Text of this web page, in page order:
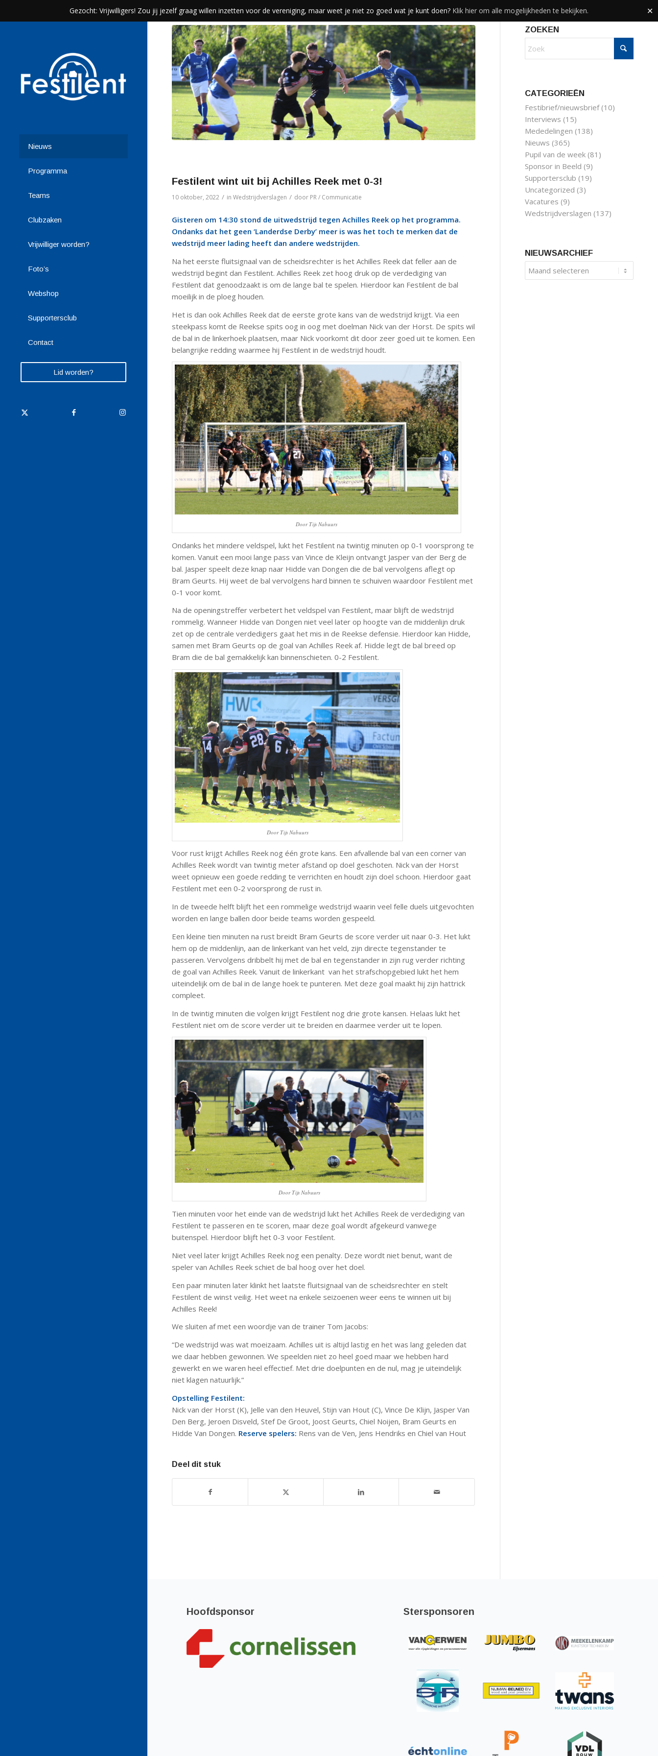
Gezocht: Vrijwilligers! Zou jij jezelf graag willen inzetten voor de vereniging, maar weet je niet zo goed wat je kunt doen? Klik hier om alle mogelijkheden te bekijken. ✕
Nieuws
Programma
Teams
Clubzaken
Vrijwilliger worden?
Foto’s
Webshop
Supportersclub
Contact
Lid worden?
Festilent wint uit bij Achilles Reek met 0-3!
10 oktober, 2022 / in Wedstrijdverslagen / door PR / Communicatie
Gisteren om 14:30 stond de uitwedstrijd tegen Achilles Reek op het programma.
Ondanks dat het geen ‘Landerdse Derby’ meer is was het toch te merken dat de
wedstrijd meer lading heeft dan andere wedstrijden.
Na het eerste fluitsignaal van de scheidsrechter is het Achilles Reek dat feller aan de
wedstrijd begint dan Festilent. Achilles Reek zet hoog druk op de verdediging van
Festilent dat genoodzaakt is om de lange bal te spelen. Hierdoor kan Festilent de bal
moeilijk in de ploeg houden.
Het is dan ook Achilles Reek dat de eerste grote kans van de wedstrijd krijgt. Via een
steekpass komt de Reekse spits oog in oog met doelman Nick van der Horst. De spits wil
de bal in de linkerhoek plaatsen, maar Nick voorkomt dit door zeer goed uit te komen. Een
belangrijke redding waarmee hij Festilent in de wedstrijd houdt.
Door Tijs Nabuurs
Ondanks het mindere veldspel, lukt het Festilent na twintig minuten op 0-1 voorsprong te
komen. Vanuit een mooi lange pass van Vince de Kleijn ontvangt Jasper van der Berg de
bal. Jasper speelt deze knap naar Hidde van Dongen die de bal vervolgens aflegt op
Bram Geurts. Hij weet de bal vervolgens hard binnen te schuiven waardoor Festilent met
0-1 voor komt.
Na de openingstreffer verbetert het veldspel van Festilent, maar blijft de wedstrijd
rommelig. Wanneer Hidde van Dongen niet veel later op hoogte van de middenlijn druk
zet op de centrale verdedigers gaat het mis in de Reekse defensie. Hierdoor kan Hidde,
samen met Bram Geurts op de goal van Achilles Reek af. Hidde legt de bal breed op
Bram die de bal gemakkelijk kan binnenschieten. 0-2 Festilent.
Door Tijs Nabuurs
Voor rust krijgt Achilles Reek nog één grote kans. Een afvallende bal van een corner van
Achilles Reek wordt van twintig meter afstand op doel geschoten. Nick van der Horst
weet opnieuw een goede redding te verrichten en houdt zijn doel schoon. Hierdoor gaat
Festilent met een 0-2 voorsprong de rust in.
In de tweede helft blijft het een rommelige wedstrijd waarin veel felle duels uitgevochten
worden en lange ballen door beide teams worden gespeeld.
Een kleine tien minuten na rust breidt Bram Geurts de score verder uit naar 0-3. Het lukt
hem op de middenlijn, aan de linkerkant van het veld, zijn directe tegenstander te
passeren. Vervolgens dribbelt hij met de bal en tegenstander in zijn rug verder richting
de goal van Achilles Reek. Vanuit de linkerkant van het strafschopgebied lukt het hem
uiteindelijk om de bal in de lange hoek te punteren. Met deze goal maakt hij zijn hattrick
compleet.
In de twintig minuten die volgen krijgt Festilent nog drie grote kansen. Helaas lukt het
Festilent niet om de score verder uit te breiden en daarmee verder uit te lopen.
Door Tijs Nabuurs
Tien minuten voor het einde van de wedstrijd lukt het Achilles Reek de verdediging van
Festilent te passeren en te scoren, maar deze goal wordt afgekeurd vanwege
buitenspel. Hierdoor blijft het 0-3 voor Festilent.
Niet veel later krijgt Achilles Reek nog een penalty. Deze wordt niet benut, want de
speler van Achilles Reek schiet de bal hoog over het doel.
Een paar minuten later klinkt het laatste fluitsignaal van de scheidsrechter en stelt
Festilent de winst veilig. Het weet na enkele seizoenen weer eens te winnen uit bij
Achilles Reek!
We sluiten af met een woordje van de trainer Tom Jacobs:
“De wedstrijd was wat moeizaam. Achilles uit is altijd lastig en het was lang geleden dat
we daar hebben gewonnen. We speelden niet zo heel goed maar we hebben hard
gewerkt en we waren heel effectief. Met drie doelpunten en de nul, mag je uiteindelijk
niet klagen natuurlijk.”
Opstelling Festilent:
Nick van der Horst (K), Jelle van den Heuvel, Stijn van Hout (C), Vince De Klijn, Jasper Van
Den Berg, Jeroen Disveld, Stef De Groot, Joost Geurts, Chiel Noijen, Bram Geurts en
Hidde Van Dongen. Reserve spelers: Rens van de Ven, Jens Hendriks en Chiel van Hout
Deel dit stuk
ZOEKEN
CATEGORIEËN
Festibrief/nieuwsbrief(10)
Interviews (15)
Mededelingen (138)
Nieuws (365)
Pupil van de week(81)
Sponsor in Beeld (9)
Supportersclub (19)
Uncategorized (3)
Vacatures (9)
Wedstrijdverslagen (137)
NIEUWSARCHIEF
Hoofdsponsor Stersponsoren